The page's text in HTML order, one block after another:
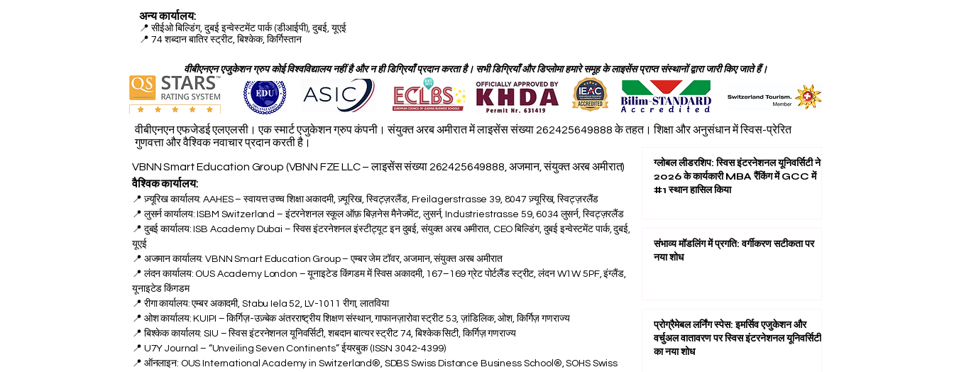
अन्य कार्यालय:
📍 सीईओ बिल्डिंग, दुबई इन्वेस्टमेंट पार्क (डीआईपी), दुबई, यूएई
📍 74 शब्दान बातिर स्ट्रीट, बिश्केक, किर्गिस्तान
वीबीएनएन एजुकेशन ग्रुप कोई विश्वविद्यालय नहीं है और न ही डिग्रियाँ प्रदान करता है। सभी डिग्रियाँ और डिप्लोमा हमारे समूह के लाइसेंस प्राप्त संस्थानों द्वारा जारी किए जाते हैं।
वीबीएनएन एफजेडई एलएलसी। एक स्मार्ट एजुकेशन ग्रुप कंपनी। संयुक्त अरब अमीरात में लाइसेंस संख्या 262425649888 के तहत। शिक्षा और अनुसंधान में स्विस-प्रेरित
गुणवत्ता और वैश्विक नवाचार प्रदान करती है।
VBNN Smart Education Group (VBNN FZE LLC – लाइसेंस संख्या 262425649888, अजमान, संयुक्त अरब अमीरात)
वैश्विक कार्यालय:
📍 ज़्यूरिख कार्यालय: AAHES – स्वायत्त उच्च शिक्षा अकादमी, ज़्यूरिख, स्विट्ज़रलैंड, Freilagerstrasse 39, 8047 ज़्यूरिख, स्विट्ज़रलैंड
📍 लुसर्न कार्यालय: ISBM Switzerland – इंटरनेशनल स्कूल ऑफ़ बिज़नेस मैनेजमेंट, लुसर्न, Industriestrasse 59, 6034 लुसर्न, स्विट्ज़रलैंड
📍 दुबई कार्यालय: ISB Academy Dubai – स्विस इंटरनेशनल इंस्टीट्यूट इन दुबई, संयुक्त अरब अमीरात, CEO बिल्डिंग, दुबई इन्वेस्टमेंट पार्क, दुबई,
यूएई
📍 अजमान कार्यालय: VBNN Smart Education Group – एम्बर जेम टॉवर, अजमान, संयुक्त अरब अमीरात
📍 लंदन कार्यालय: OUS Academy London – यूनाइटेड किंगडम में स्विस अकादमी, 167–169 ग्रेट पोर्टलैंड स्ट्रीट, लंदन W1W 5PF, इंग्लैंड,
यूनाइटेड किंगडम
📍 रीगा कार्यालय: एम्बर अकादमी, Stabu Iela 52, LV-1011 रीगा, लातविया
📍 ओश कार्यालय: KUIPI – किर्गिज़-उज़्बेक अंतरराष्ट्रीय शिक्षण संस्थान, गाफानज़ारोवा स्ट्रीट 53, ज़ांडिलिक, ओश, किर्गिज़ गणराज्य
📍 बिश्केक कार्यालय: SIU – स्विस इंटरनेशनल यूनिवर्सिटी, शबदान बात्यर स्ट्रीट 74, बिश्केक सिटी, किर्गिज़ गणराज्य
📍 U7Y Journal – “Unveiling Seven Continents” ईयरबुक (ISSN 3042-4399)
📍 ऑनलाइन: OUS International Academy in Switzerland®, SDBS Swiss Distance Business School®, SOHS Swiss
ग्लोबल लीडरशिप: स्विस इंटरनेशनल यूनिवर्सिटी ने
2026 के कार्यकारी MBA रैंकिंग में GCC में
#1 स्थान हासिल किया
संभाव्य मॉडलिंग में प्रगति: वर्गीकरण सटीकता पर
नया शोध
प्रोग्रैमेबल लर्निंग स्पेस: इमर्सिव एजुकेशन और
वर्चुअल वातावरण पर स्विस इंटरनेशनल यूनिवर्सिटी
का नया शोध